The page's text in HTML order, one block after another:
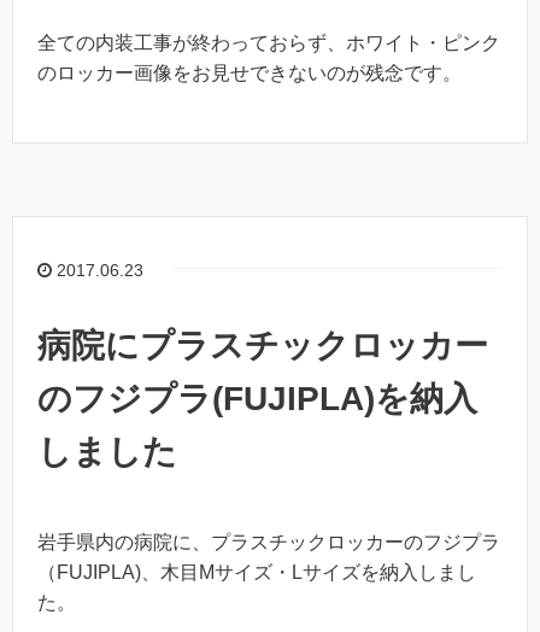
全ての内装工事が終わっておらず、ホワイト・ピンク
のロッカー画像をお見せできないのが残念です。
2017.06.23
病院にプラスチックロッカー
のフジプラ(FUJIPLA)を納入
しました
岩手県内の病院に、プラスチックロッカーのフジプラ
（FUJIPLA)、木目Mサイズ・Lサイズを納入しまし
た。